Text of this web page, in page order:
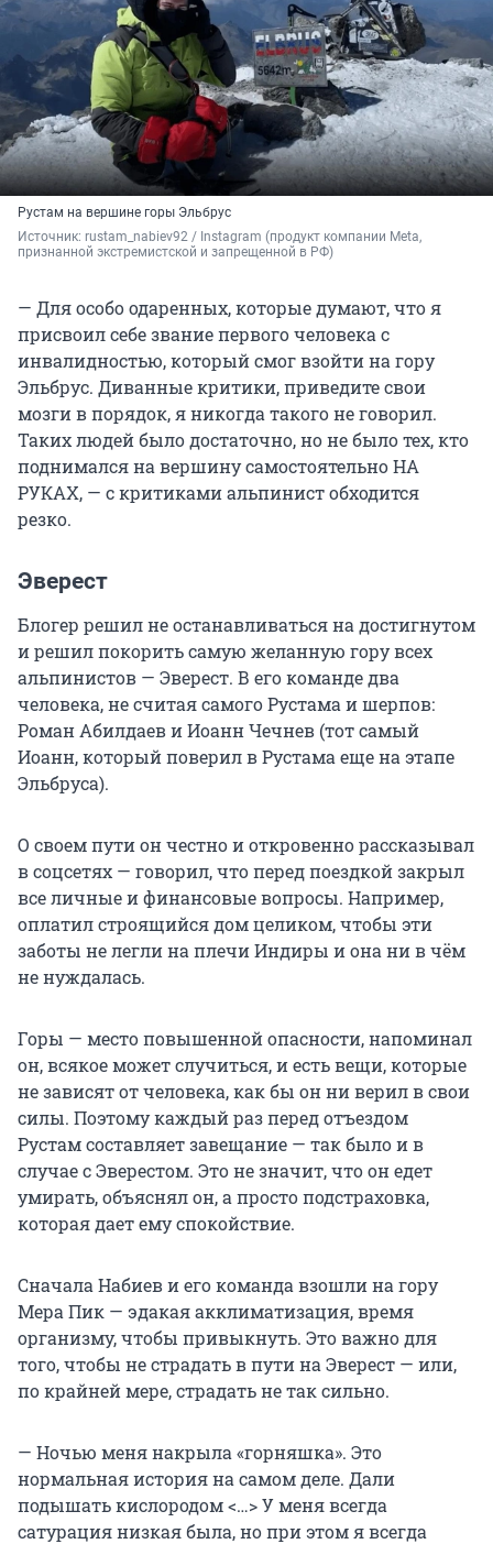
Рустам на вершине горы Эльбрус
Источник: rustam_nabiev92 / Instagram (продукт компании Meta,
признанной экстремистской и запрещенной в РФ)
— Для особо одаренных, которые думают, что я
присвоил себе звание первого человека с
инвалидностью, который смог взойти на гору
Эльбрус. Диванные критики, приведите свои
мозги в порядок, я никогда такого не говорил.
Таких людей было достаточно, но не было тех, кто
поднимался на вершину самостоятельно НА
РУКАХ, — с критиками альпинист обходится
резко.
Эверест
Блогер решил не останавливаться на достигнутом
и решил покорить самую желанную гору всех
альпинистов — Эверест. В его команде два
человека, не считая самого Рустама и шерпов:
Роман Абилдаев и Иоанн Чечнев (тот самый
Иоанн, который поверил в Рустама еще на этапе
Эльбруса).
О своем пути он честно и откровенно рассказывал
в соцсетях — говорил, что перед поездкой закрыл
все личные и финансовые вопросы. Например,
оплатил строящийся дом целиком, чтобы эти
заботы не легли на плечи Индиры и она ни в чём
не нуждалась.
Горы — место повышенной опасности, напоминал
он, всякое может случиться, и есть вещи, которые
не зависят от человека, как бы он ни верил в свои
силы. Поэтому каждый раз перед отъездом
Рустам составляет завещание — так было и в
случае с Эверестом. Это не значит, что он едет
умирать, объяснял он, а просто подстраховка,
которая дает ему спокойствие.
Сначала Набиев и его команда взошли на гору
Мера Пик — эдакая акклиматизация, время
организму, чтобы привыкнуть. Это важно для
того, чтобы не страдать в пути на Эверест — или,
по крайней мере, страдать не так сильно.
— Ночью меня накрыла «горняшка». Это
нормальная история на самом деле. Дали
подышать кислородом <…> У меня всегда
сатурация низкая была, но при этом я всегда